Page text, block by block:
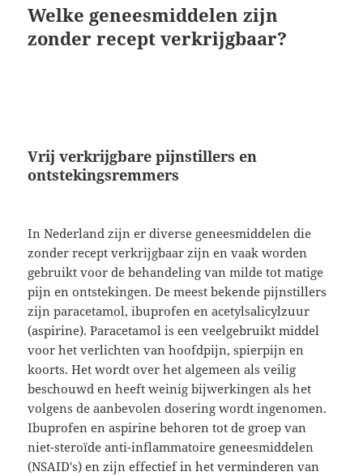
Welke geneesmiddelen zijn
zonder recept verkrijgbaar?
Vrij verkrijgbare pijnstillers en
ontstekingsremmers
In Nederland zijn er diverse geneesmiddelen die
zonder recept verkrijgbaar zijn en vaak worden
gebruikt voor de behandeling van milde tot matige
pijn en ontstekingen. De meest bekende pijnstillers
zijn paracetamol, ibuprofen en acetylsalicylzuur
(aspirine). Paracetamol is een veelgebruikt middel
voor het verlichten van hoofdpijn, spierpijn en
koorts. Het wordt over het algemeen als veilig
beschouwd en heeft weinig bijwerkingen als het
volgens de aanbevolen dosering wordt ingenomen.
Ibuprofen en aspirine behoren tot de groep van
niet-steroïde anti-inflammatoire geneesmiddelen
(NSAID's) en zijn effectief in het verminderen van